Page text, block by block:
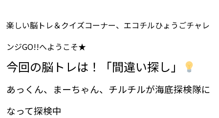
楽しい脳トレ＆クイズコーナー、エコチルひょうごチャレ
ンジGO!!へようこそ★
今回の脳トレは！「間違い探し」
あっくん、まーちゃん、チルチルが海底探検隊に
なって探検中